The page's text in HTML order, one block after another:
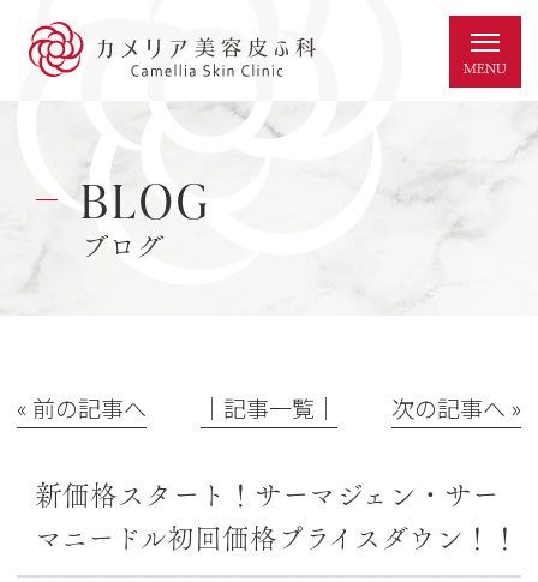
BLOG
ブログ
« 前の記事へ │記事一覧│ 次の記事へ »
新価格スタート！サーマジェン・サー
マニードル初回価格プライスダウン！！